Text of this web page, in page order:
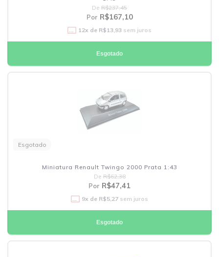
De R$237,45
Por R$167,10
12x de R$13,93 sem juros
Esgotado
Esgotado
Miniatura Renault Twingo 2000 Prata 1:43
De R$62,38
Por R$47,41
9x de R$5,27 sem juros
Esgotado